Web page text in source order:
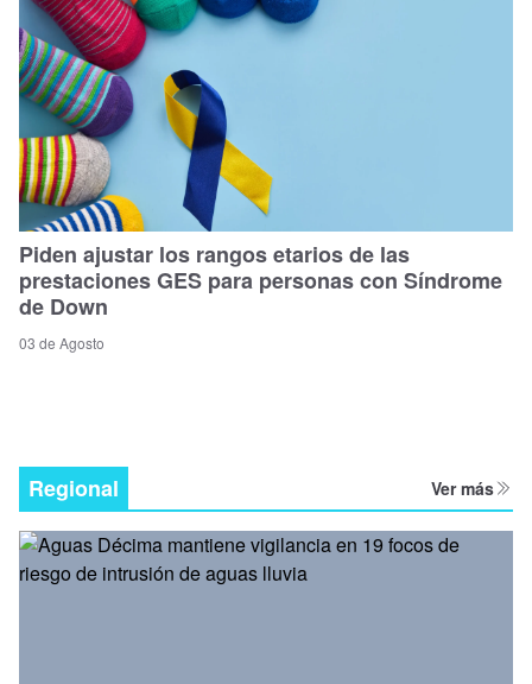
Piden ajustar los rangos etarios de las
prestaciones GES para personas con Síndrome
de Down
03 de Agosto
Regional Ver más